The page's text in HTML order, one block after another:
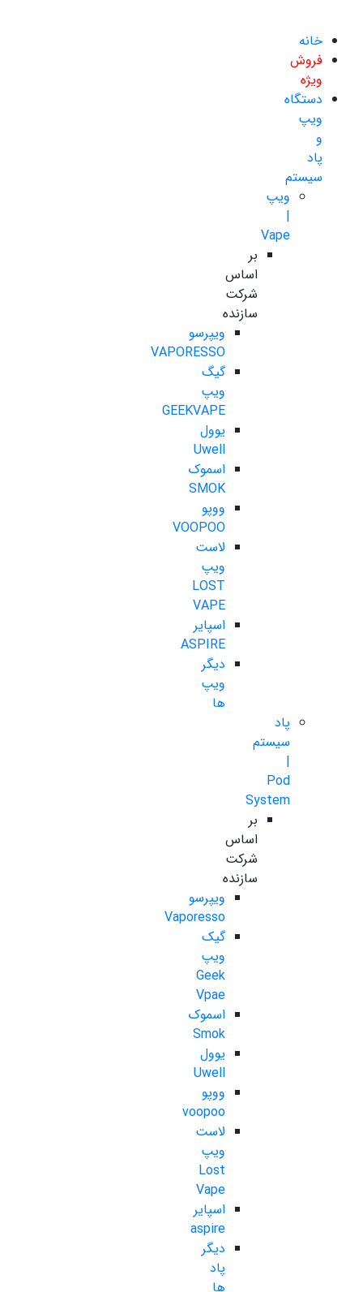
خانه
فروش
ویژه
دستگاه
ویپ
و
پاد
سیستم
ویپ
|
Vape
بر
اساس
شرکت
سازنده
ویپرسو
VAPORESSO
گیگ
ویپ
GEEKVAPE
یوول
Uwell
اسموک
SMOK
ووپو
VOOPOO
لاست
ویپ
LOST
VAPE
اسپایر
ASPIRE
دیگر
ویپ
ها
پاد
سیستم
|
Pod
System
بر
اساس
شرکت
سازنده
ویپرسو
Vaporesso
گیک
ویپ
Geek
Vpae
اسموک
Smok
یوول
Uwell
ووپو
voopoo
لاست
ویپ
Lost
Vape
اسپایر
aspire
دیگر
پاد
ها